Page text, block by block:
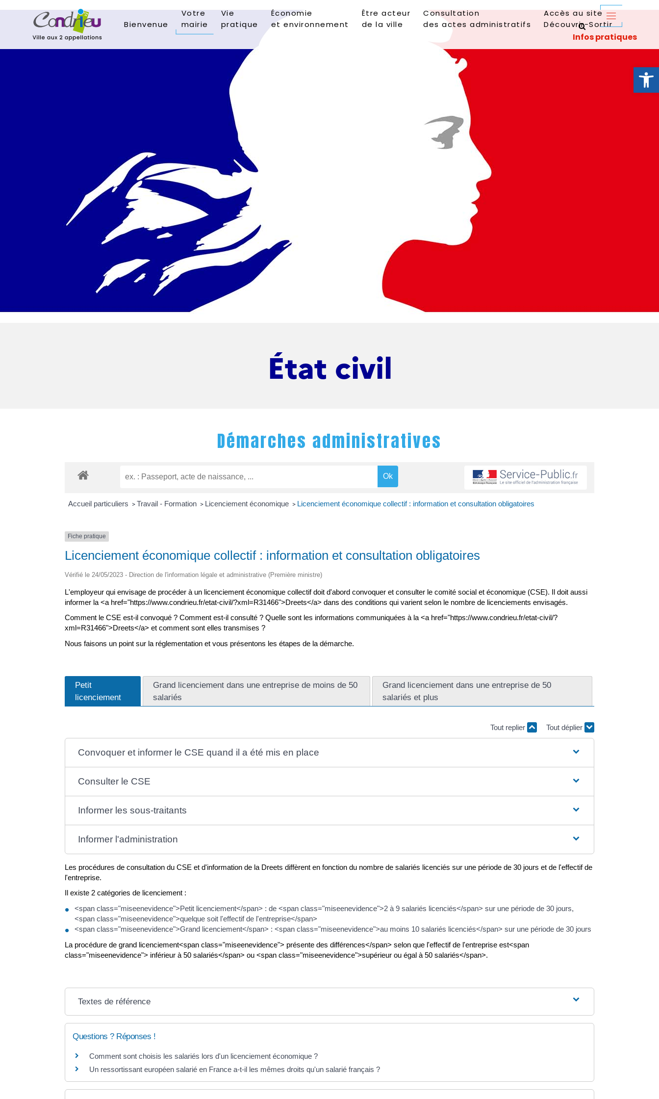
Ouvrir
Bienvenue
Votre
mairie
Vie
pratique
Économie
et environnement
Être acteur
de la ville
Consultation
des actes administratifs
Accès au site
Découvrir-Sortir
État civil
Démarches administratives
Accueil particuliers > Travail - Formation > Licenciement économique > Licenciement économique collectif : information et consultation obligatoires
Fiche pratique
Licenciement économique collectif : information et consultation obligatoires
Vérifié le 24/05/2023 - Direction de l'information légale et administrative (Première ministre)
L'employeur qui envisage de procéder à un licenciement économique collectif doit d'abord convoquer et consulter le comité social et économique (CSE). Il doit aussi
informer la <a href="https://www.condrieu.fr/etat-civil/?xml=R31466">Dreets</a> dans des conditions qui varient selon le nombre de licenciements envisagés.
Comment le CSE est-il convoqué ? Comment est-il consulté ? Quelle sont les informations communiquées à la <a href="https://www.condrieu.fr/etat-civil/?
xml=R31466">Dreets</a> et comment sont elles transmises ?
Nous faisons un point sur la réglementation et vous présentons les étapes de la démarche.
Petit
licenciement
Grand licenciement dans une entreprise de moins de 50
salariés
Grand licenciement dans une entreprise de 50
salariés et plus
Tout replier Tout déplier
Convoquer et informer le CSE quand il a été mis en place
Consulter le CSE
Informer les sous-traitants
Informer l'administration
Les procédures de consultation du CSE et d'information de la Dreets diffèrent en fonction du nombre de salariés licenciés sur une période de 30 jours et de l'effectif de
l'entreprise.
Il existe 2 catégories de licenciement :
<span class="miseenevidence">Petit licenciement</span> : de <span class="miseenevidence">2 à 9 salariés licenciés</span> sur une période de 30 jours,
<span class="miseenevidence">quelque soit l'effectif de l'entreprise</span>
<span class="miseenevidence">Grand licenciement</span> : <span class="miseenevidence">au moins 10 salariés licenciés</span> sur une période de 30 jours
La procédure de grand licenciement<span class="miseenevidence"> présente des différences</span> selon que l'effectif de l'entreprise est<span
class="miseenevidence"> inférieur à 50 salariés</span> ou <span class="miseenevidence">supérieur ou égal à 50 salariés</span>.
Textes de référence
Questions ? Réponses !
Comment sont choisis les salariés lors d'un licenciement économique ?
Un ressortissant européen salarié en France a-t-il les mêmes droits qu'un salarié français ?